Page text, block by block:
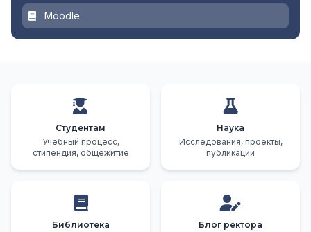
Moodle
Студентам
Учебный процесс,
стипендия, общежитие
Наука
Исследования, проекты,
публикации
Библиотека
Блог ректора